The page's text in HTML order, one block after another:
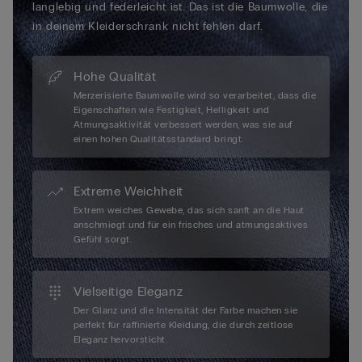
langlebig und federleicht ist. Das ist die Baumwolle, die
in deinem Kleiderschrank nicht fehlen darf.
Hohe Qualität
Merzerisierte Baumwolle wird so verarbeitet, dass die
Eigenschaften wie Festigkeit, Helligkeit und
Atmungsaktivität verbessert werden, was sie auf
einen hohen Qualitätsstandard bringt.
Extreme Weichheit
Extrem weiches Gewebe, das sich sanft an die Haut
anschmiegt und für ein frisches und atmungsaktives
Gefühl sorgt.
Vielseitige Eleganz
Der Glanz und die Intensität der Farbe machen sie
perfekt für raffinierte Kleidung, die durch zeitlose
Eleganz hervorsticht.